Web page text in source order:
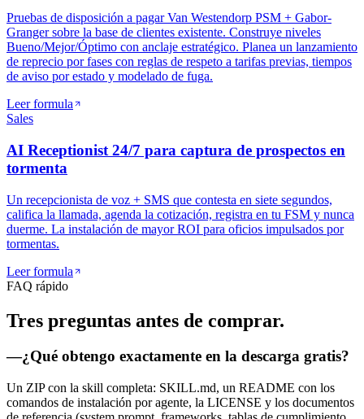
Pruebas de disposición a pagar Van Westendorp PSM + Gabor-
Granger sobre la base de clientes existente. Construye niveles
Bueno/Mejor/Óptimo con anclaje estratégico. Planea un lanzamiento
de reprecio por fases con reglas de respeto a tarifas previas, tiempos
de aviso por estado y modelado de fuga.
Leer formula
Sales
AI Receptionist 24/7 para captura de prospectos en
tormenta
Un recepcionista de voz + SMS que contesta en siete segundos,
califica la llamada, agenda la cotización, registra en tu FSM y nunca
duerme. La instalación de mayor ROI para oficios impulsados por
tormentas.
Leer formula
FAQ rápido
Tres preguntas antes de comprar.
—¿Qué obtengo exactamente en la descarga gratis?
Un ZIP con la skill completa: SKILL.md, un README con los
comandos de instalación por agente, la LICENSE y los documentos